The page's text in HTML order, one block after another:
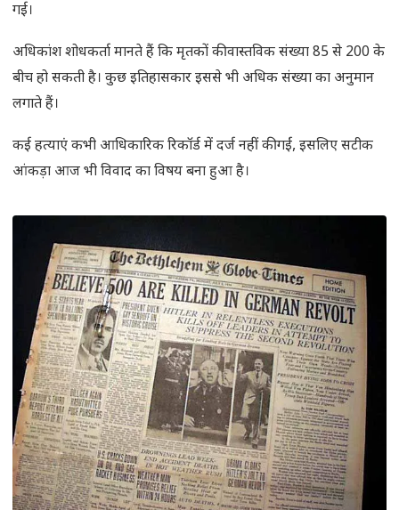
गई।
अधिकांश शोधकर्ता मानते हैं कि मृतकों की वास्तविक संख्या 85 से 200 के
बीच हो सकती है। कुछ इतिहासकार इससे भी अधिक संख्या का अनुमान
लगाते हैं।
कई हत्याएं कभी आधिकारिक रिकॉर्ड में दर्ज नहीं की गईं, इसलिए सटीक
आंकड़ा आज भी विवाद का विषय बना हुआ है।